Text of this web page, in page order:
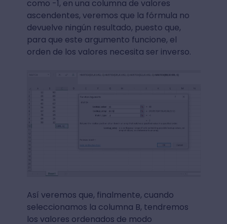
como -1, en una columna de valores
ascendentes, veremos que la fórmula no
devuelve ningún resultado, puesto que,
para que este argumento funcione, el
orden de los valores necesita ser inverso.
Así veremos que, finalmente, cuando
seleccionamos la columna B, tendremos
los valores ordenados de modo